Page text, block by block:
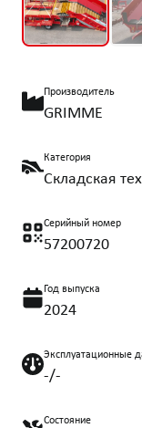
Производитель
GRIMME
Категория
Складская
Серийный номер
57200720
Год выпуска
2024
Эксплуатационные
-/-
Состояние